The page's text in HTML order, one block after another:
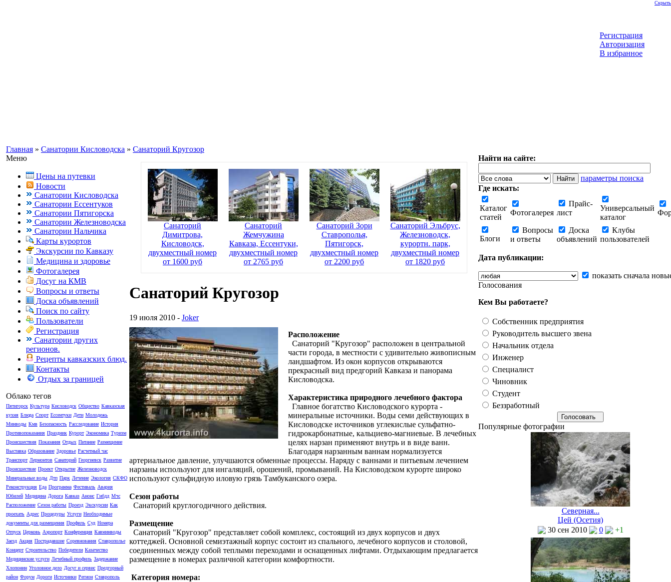
Регистрация
Авторизация
В избранное
Главная » Санатории Кисловодска » Санаторий Кругозор
Меню
Цены на путевки
Новости
Санатории Кисловодска
Санатории Ессентуков
Санатории Пятигорска
Санатории Железноводска
Санатории Нальчика
Карты курортов
Экскурсии по Кавказу
Медицина и здоровье
Фотогалерея
Досуг на КМВ
Вопросы и ответы
Доска объявлений
Поиск по сайту
Пользователи
Регистрация
Санатории других
регионов.
Рецепты кавказских блюд.
Контакты
Отдых за границей
Облако тегов
Пятигорск Культура Кисловодск Общество Кавказская
кухня Блюда Спорт Ессентуки Дети Молодежь
Минводы Кмв Безопасность Расследование История
Противопоказания Праздник Курорт Экономика Туризм
Происшествия Показания Отдых Питание Размещение
Выставка Образование Здоровье Расчетный час
Транспорт Лермонтов Санаторий Георгиевск Развитие
Происшествие Проект Открытие Железноводск
Минеральные воды Дтп Парк Лечение Экология СКФО
Реконструкция Еда Программа Фестиваль Авария
Юбилей Медицина Дорога Кавказ Анонс Гибдд Мчс
Расположение Сезон работы Проезд Экскурсии Как
проехать Адрес Процедуры Услуги Необходимые
документы для размещения Профиль Суд Номера
Отпуск Церковь Аэропорт Конференция Кавминводы
Заезд Акция Пострадавшие Соревнования Ставрополье
Концерт Строительство Победители Казачество
Медицинские услуги Лечебный профиль Задержание
Хлопонин Уголовное дело Досуг и сервис Предгорный
район Форум Дороги Источники Регион Ставрополь
Санаторий
Димитрова,
Кисловодск,
двухместный номер
от 1600 руб
Санаторий
Жемчужина
Кавказа, Ессентуки,
двухместный номер
от 2765 руб
Санаторий Зори
Ставрополья,
Пятигорск,
двухместный номер
от 2200 руб
Санаторий Эльбрус,
Железноводск,
курортн. парк,
двухместный номер
от 1820 руб
Санаторий Кругозор
19 июля 2010 - Joker
Расположение
Санаторий "Кругозор" расположен в центральной
части города, в местности с удивительно живописным
ландшафтом. Из окон корпусов открываются
прекрасный вид предгорий Кавказа и панорама
Кисловодска.
Характеристика природного лечебного фактора
Главное богатство Кисловодского курорта -
минеральные источники. Воды семи действующих в
Кисловодске источников углекислые сульфатно-
гидрокарбонатные, кальциево-магниевые. В лечебных
целях нарзан применяют внутрь и в виде ванн.
Благодаря нарзанным ваннам нормализуется
артериальное давление, улучшаются обменные процессы. Наряду с ваннами и питьевым лечением
нарзаны используют для ингаляций, орошений, промываний. На Кисловодском курорте широко
используют сульфидную иловую грязь Тамбуканского озера.
Сезон работы
Санаторий круглогодичного действия.
Размещение
Санаторий "Кругозор" представляет собой комплекс, состоящий из двух корпусов и двух
коттеджей. Основной семиэтажный корпус состоит из спального, лечебного корпусов и столовой,
соединенных между собой теплыми переходами и оснащенных лифтами. Отдыхающим предлагается
размещение в номерах различной категории комфортности.
Категория номера:
Найти на сайте:
параметры поиска
Где искать:
Каталог
статей
Фотогалерея
Прайс-
лист
Универсальный
каталог
Блоги
Вопросы
и ответы
Доска
объявлений
Клубы
пользователей
Дата публикации:
показать сначала
Скрыть
Голосования
Кем Вы работаете?
Собственник предприятия
Руководитель высшего звена
Начальник отдела
Инженер
Специалист
Чиновник
Студент
Беззработный
Популярные фотографии
Северная...
Цей (Осетия)
30 сен 2010
0 +1